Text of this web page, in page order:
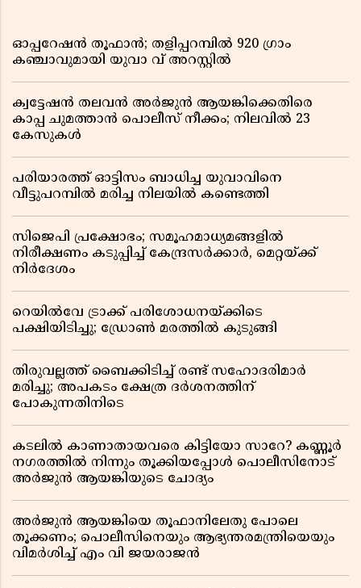
ഓപ്പറേഷൻ തൂഫാൻ; തളിപ്പറമ്പിൽ 920 ഗ്രാം
കഞ്ചാവുമായി യുവാ വ് അറസ്റ്റിൽ
ക്വട്ടേഷൻ തലവൻ അർജുൻ ആയങ്കിക്കെതിരെ
കാപ്പ ചുമത്താൻ പൊലീസ് നീക്കം; നിലവിൽ 23
കേസുകൾ
പരിയാരത്ത് ഓട്ടിസം ബാധിച്ച യുവാവിനെ
വീട്ടുപറമ്പിൽ മരിച്ച നിലയിൽ കണ്ടെത്തി
സിജെപി പ്രക്ഷോഭം; സമൂഹമാധ്യമങ്ങളിൽ
നിരീക്ഷണം കടുപ്പിച്ച് കേന്ദ്രസർക്കാർ, മെറ്റയ്ക്ക്
നിർദേശം
റെയിൽവേ ട്രാക്ക് പരിശോധനയ്ക്കിടെ
പക്ഷിയിടിച്ചു; ഡ്രോൺ മരത്തിൽ കുടുങ്ങി
തിരുവല്ലത്ത് ബൈക്കിടിച്ച് രണ്ട് സഹോദരിമാർ
മരിച്ചു; അപകടം ക്ഷേത്ര ദർശനത്തിന്
പോകുന്നതിനിടെ
കടലിൽ കാണാതായവരെ കിട്ടിയോ സാറേ? കണ്ണൂർ
നഗരത്തിൽ നിന്നും തൂക്കിയപ്പോൾ പൊലീസിനോട്
അർജുൻ ആയങ്കിയുടെ ചോദ്യം
അർജുൻ ആയങ്കിയെ തൂഫാനിലേതു പോലെ
തൂക്കണം; പൊലീസിനെയും ആഭ്യന്തരമന്ത്രിയെയും
വിമർശിച്ച് എം വി ജയരാജൻ